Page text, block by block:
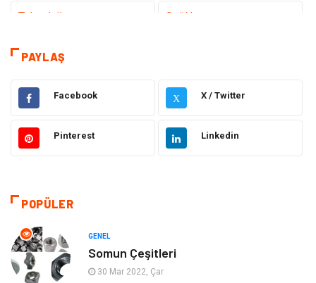
Teknoloji Sağlık
Tanıtıcı Reklam
Elektrik Elektronik Makine
Otomotiv Ulaşım ve Taşımacılık
Giyim
Eğitim & Kariyer
Alışveriş
PAYLAŞ
Facebook X X / Twitter
Pinterest Linkedin
POPÜLER
GENEL
Somun Çeşitleri
30 Mar 2022, Çar